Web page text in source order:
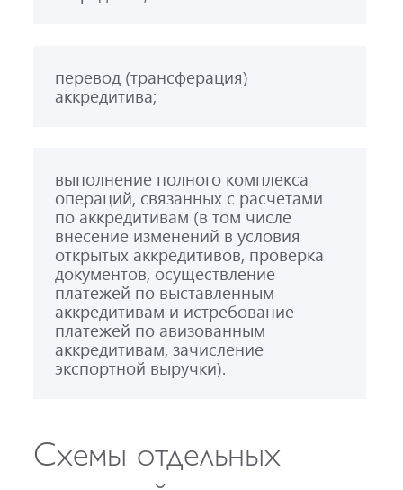
перевод (трансферация)
аккредитива;
выполнение полного комплекса
операций, связанных с расчетами
по аккредитивам (в том числе
внесение изменений в условия
открытых аккредитивов, проверка
документов, осуществление
платежей по выставленным
аккредитивам и истребование
платежей по авизованным
аккредитивам, зачисление
экспортной выручки).
Схемы отдельных